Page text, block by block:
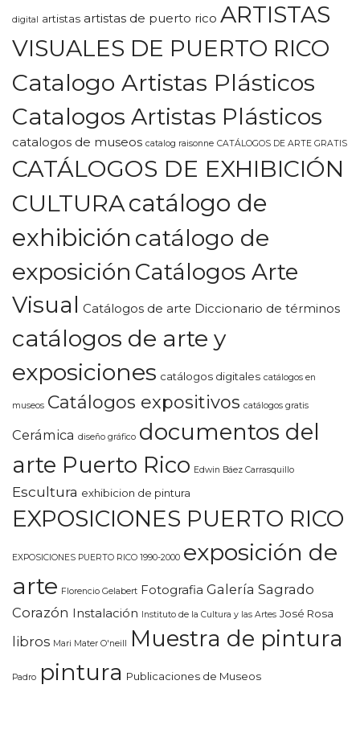
digital artistas artistas de puerto rico ARTISTAS
VISUALES DE PUERTO RICO
Catalogo Artistas Plásticos
Catalogos Artistas Plásticos
catalogos de museos catalog raisonne CATÁLOGOS DE ARTE GRATIS
CATÁLOGOS DE EXHIBICIÓN
CULTURAcatálogo de
exhibición catálogo de
exposición Catálogos Arte
Visual Catálogos de arte Diccionario de términos
catálogos de arte y
exposiciones catálogos digitales catálogos en
museos Catálogos expositivos catálogos gratis
Cerámica diseño gráfico documentos del
arte Puerto Rico Edwin Báez Carrasquillo
Escultura exhibicion de pintura
EXPOSICIONES PUERTO RICO
EXPOSICIONES PUERTO RICO 1990-2000 exposición de
arte Florencio Gelabert Fotografia Galería Sagrado
Corazón Instalación Instituto de la Cultura y las Artes José Rosa
libros Mari Mater O'neill Muestra de pintura
Padro pintura Publicaciones de Museos